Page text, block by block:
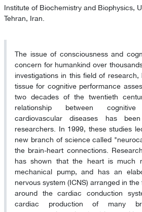
Institute of Biochemistry and Biophysics,
Tehran, Iran.
The issue of consciousness and
concern for humankind over
investigations in this field of
tissue for cognitive performance
two decades of the twentieth
relationship between
cardiovascular diseases has
researchers. In 1999, these studies
new branch of science called
the brain-heart connections.
has shown that the heart is much
mechanical pump, and has an
nervous system (ICNS) arranged in
around the cardiac conduction
cardiac production of many